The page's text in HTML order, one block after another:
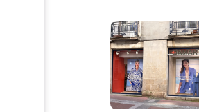
point
de
vente
Damart
Saint-
Nazaire
vente
Damart
Saint-
Nazaire
Appuyer
sur
la
touche
ENTRÉE
pour